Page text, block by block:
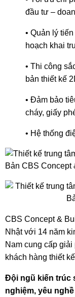
đầu tư –
• Quản lý
hoạch khai
• Thi công
bản thiết kế
• Đảm bảo
cháy, giấy
• Hệ thống
CBS Concept &
Nhật với 14 năm
Nam cung cấp
khách hàng thiết
Đội ngũ kiến trúc
nghiệm, yêu nghề